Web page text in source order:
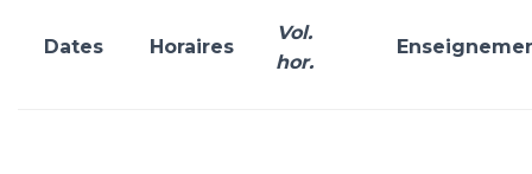
Dates Horaires
Vol.
hor.